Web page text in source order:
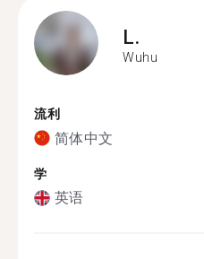
L.
Wuhu
流利
简体中文
学
英语